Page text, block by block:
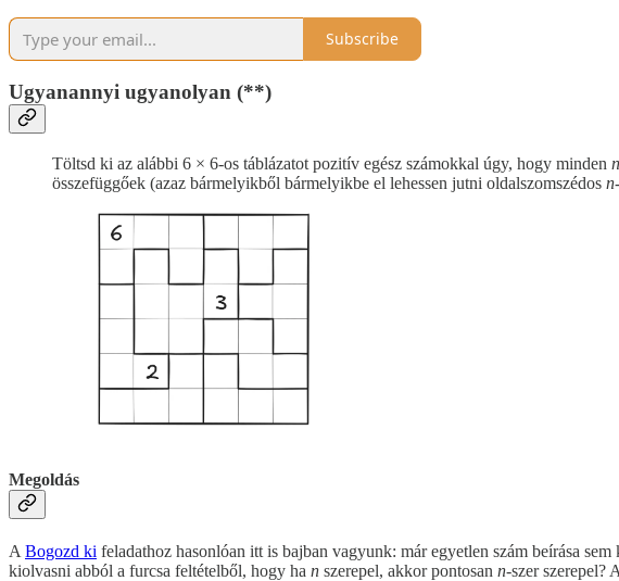
Subscribe
Ugyanannyi ugyanolyan (**)
Töltsd ki az alábbi 6 × 6-os táblázatot pozitív egész számokkal úgy, hogy minden n
összefüggőek (azaz bármelyikből bármelyikbe el lehessen jutni oldalszomszédos n
Megoldás
ABogozd ki feladathoz hasonlóan itt is bajban vagyunk: már egyetlen szám beírása
kiolvasni abból a furcsa feltételből, hogy ha n szerepel, akkor pontosan n-szer szerepel?